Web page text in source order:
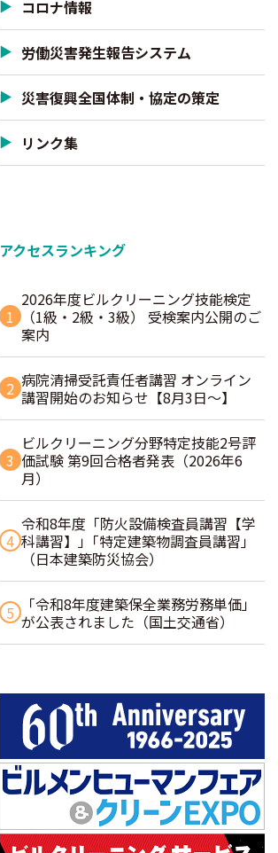
コロナ情報
労働災害発生報告システム
災害復興全国体制・協定の策定
リンク集
アクセスランキング
1
2026年度ビルクリーニング技能検定
（1級・2級・3級） 受検案内公開のご
案内
2 病院清掃受託責任者講習 オンライン
講習開始のお知らせ【8月3日～】
3
ビルクリーニング分野特定技能2号評
価試験 第9回合格者発表（2026年6
月）
4
令和8年度「防火設備検査員講習【学
科講習】」｢特定建築物調査員講習｣
（日本建築防災協会）
5
「令和8年度建築保全業務労務単価」
が公表されました（国土交通省）